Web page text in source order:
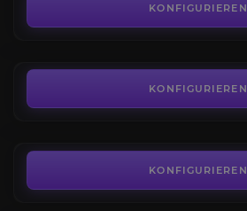
KONFIGURIEREN
KONFIGURIEREN
Ny'alotha, die Erwachte Stadt
KONFIGURIEREN